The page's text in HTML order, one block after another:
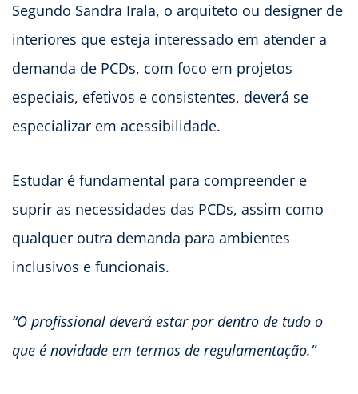
Segundo Sandra Irala, o arquiteto ou designer de
interiores que esteja interessado em atender a
demanda de PCDs, com foco em projetos
especiais, efetivos e consistentes, deverá se
especializar em acessibilidade.
Estudar é fundamental para compreender e
suprir as necessidades das PCDs, assim como
qualquer outra demanda para ambientes
inclusivos e funcionais.
“O profissional deverá estar por dentro de tudo o
que é novidade em termos de regulamentação.”